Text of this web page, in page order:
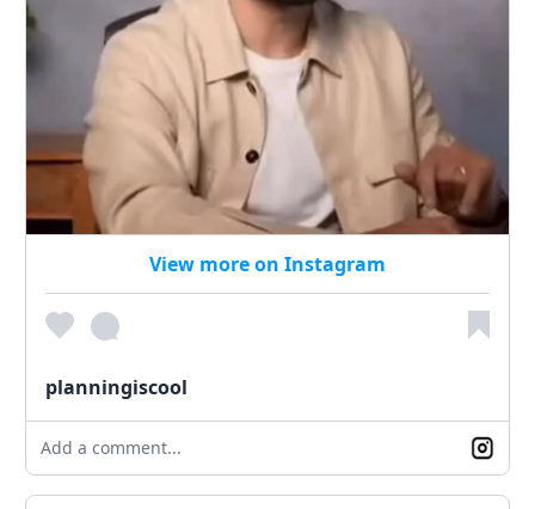
View more on Instagram
planningiscool
Add a comment...